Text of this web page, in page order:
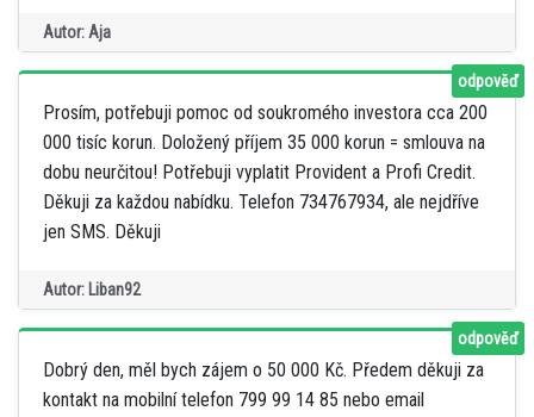
Autor: Aja
Prosím, potřebuji pomoc od soukromého investora cca 200
000 tisíc korun. Doložený příjem 35 000 korun = smlouva na
dobu neurčitou! Potřebuji vyplatit Provident a Profi Credit.
Děkuji za každou nabídku. Telefon 734767934, ale nejdříve
jen SMS. Děkuji
Autor: Liban92
odpověď
Dobrý den, měl bych zájem o 50 000 Kč. Předem děkuji za
kontakt na mobilní telefon 799 99 14 85 nebo email
odpověď